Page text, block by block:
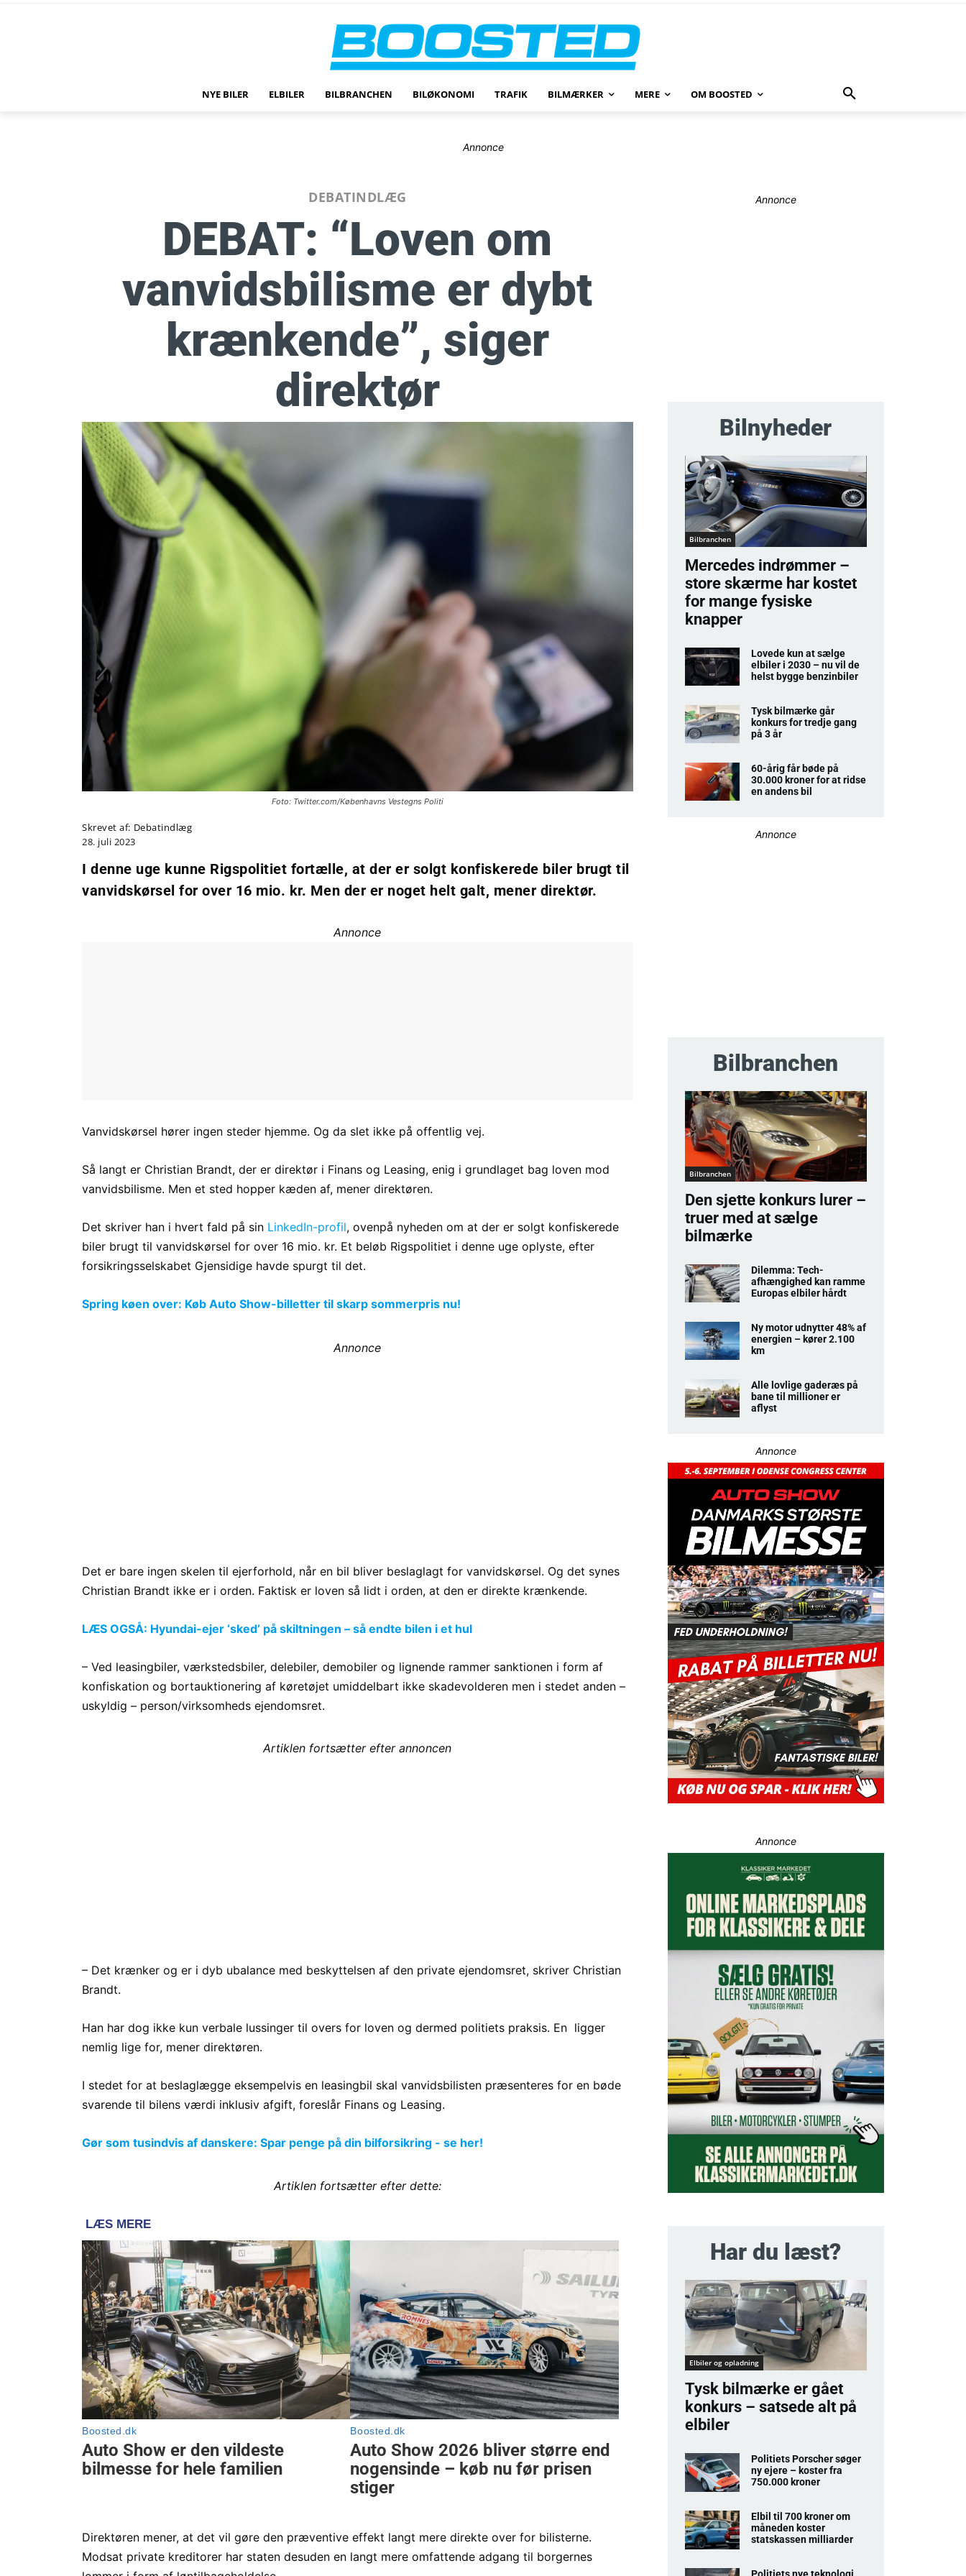
NYE BILER ELBILER BILBRANCHEN BILØKONOMI TRAFIK BILMÆRKER MERE OM BOOSTED
Annonce
DEBATINDLÆG
DEBAT: “Loven om
vanvidsbilisme er dybt
krænkende”, siger
direktør
Foto: Twitter.com/Københavns Vestegns Politi
Skrevet af: Debatindlæg
28. juli 2023
I denne uge kunne Rigspolitiet fortælle, at der er solgt konfiskerede biler brugt til
vanvidskørsel for over 16 mio. kr. Men der er noget helt galt, mener direktør.
Annonce
Vanvidskørsel hører ingen steder hjemme. Og da slet ikke på offentlig vej.
Så langt er Christian Brandt, der er direktør i Finans og Leasing, enig i grundlaget bag loven mod
vanvidsbilisme. Men et sted hopper kæden af, mener direktøren.
Det skriver han i hvert fald på sin LinkedIn-profil, ovenpå nyheden om at der er solgt konfiskerede
biler brugt til vanvidskørsel for over 16 mio. kr. Et beløb Rigspolitiet i denne uge oplyste, efter
forsikringsselskabet Gjensidige havde spurgt til det.
Spring køen over: Køb Auto Show-billetter til skarp sommerpris nu!
Annonce
Det er bare ingen skelen til ejerforhold, når en bil bliver beslaglagt for vanvidskørsel. Og det synes
Christian Brandt ikke er i orden. Faktisk er loven så lidt i orden, at den er direkte krænkende.
LÆS OGSÅ: Hyundai-ejer ‘sked’ på skiltningen – så endte bilen i et hul
– Ved leasingbiler, værkstedsbiler, delebiler, demobiler og lignende rammer sanktionen i form af
konfiskation og bortauktionering af køretøjet umiddelbart ikke skadevolderen men i stedet anden –
uskyldig – person/virksomheds ejendomsret.
Artiklen fortsætter efter annoncen
– Det krænker og er i dyb ubalance med beskyttelsen af den private ejendomsret, skriver Christian
Brandt.
Han har dog ikke kun verbale lussinger til overs for loven og dermed politiets praksis. En ligger
nemlig lige for, mener direktøren.
I stedet for at beslaglægge eksempelvis en leasingbil skal vanvidsbilisten præsenteres for en bøde
svarende til bilens værdi inklusiv afgift, foreslår Finans og Leasing.
Gør som tusindvis af danskere: Spar penge på din bilforsikring - se her!
Artiklen fortsætter efter dette:
Direktøren mener, at det vil gøre den præventive effekt langt mere direkte over for bilisterne.
Modsat private kreditorer har staten desuden en langt mere omfattende adgang til borgernes
Annonce
Bilnyheder
Bilbranchen
Mercedes indrømmer –
store skærme har kostet
for mange fysiske
knapper
Lovede kun at sælge
elbiler i 2030 – nu vil de
helst bygge benzinbiler
Tysk bilmærke går
konkurs for tredje gang
på 3 år
60-årig får bøde på
30.000 kroner for at ridse
en andens bil
Annonce
Bilbranchen
Bilbranchen
Den sjette konkurs lurer –
truer med at sælge
bilmærke
Dilemma: Tech-
afhængighed kan ramme
Europas elbiler hårdt
Ny motor udnytter 48% af
energien – kører 2.100
km
Alle lovlige gaderæs på
bane til millioner er
aflyst
Annonce
Annonce
Har du læst?
Elbiler og opladning
Tysk bilmærke er gået
konkurs – satsede alt på
elbiler
Politiets Porscher søger
ny ejere – koster fra
750.000 kroner
Elbil til 700 kroner om
måneden koster
statskassen milliarder